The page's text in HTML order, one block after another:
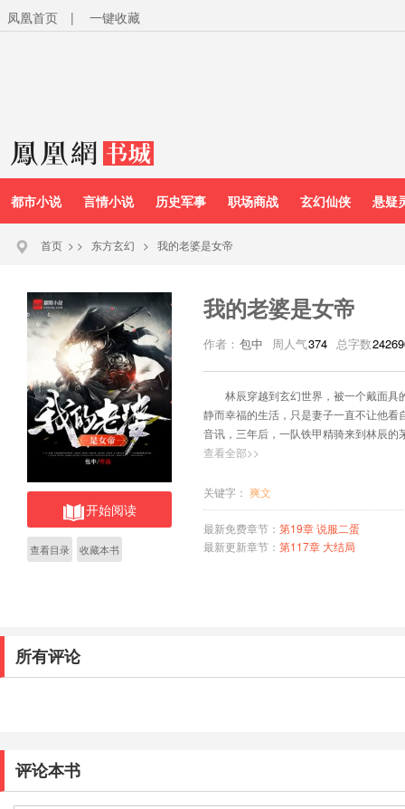
凤凰首页 | 一键收藏
都市小说 言情小说 历史军事 职场商战 玄幻仙侠 悬疑
首页 > > 东方玄幻 > 我的老婆是女帝
开始阅读
查看目录 收藏本书
我的老婆是女帝
作者： 包中 周人气374 总字数
林辰穿越到玄幻世界，被一个戴面
静而幸福的生活，只是妻子一直不让他
音讯，三年后，一队铁甲精骑来到林辰
着林辰为妻子所画的画像，陷入沉默。
城城主，奖励仙武版九阳神功。” 林辰惊
已经是大夏帝国的皇帝
查看全部>>
关键字： 爽文
最新免费章节： 第19章 说服二蛋
最新更新章节： 第117章 大结局
所有评论
评论本书